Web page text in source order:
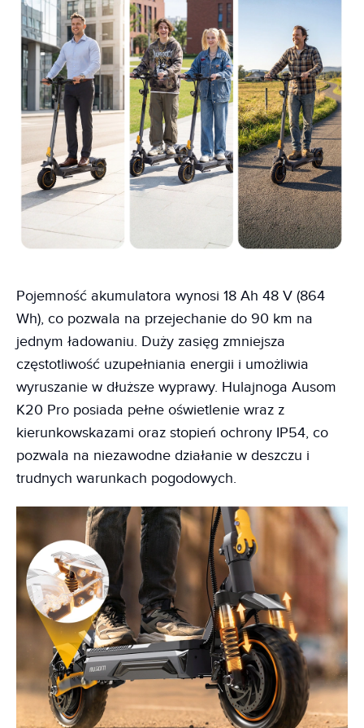
Pojemność akumulatora wynosi 18 Ah 48 V (864
Wh), co pozwala na przejechanie do 90 km na
jednym ładowaniu. Duży zasięg zmniejsza
częstotliwość uzupełniania energii i umożliwia
wyruszanie w dłuższe wyprawy. Hulajnoga Ausom
K20 Pro posiada pełne oświetlenie wraz z
kierunkowskazami oraz stopień ochrony IP54, co
pozwala na niezawodne działanie w deszczu i
trudnych warunkach pogodowych.